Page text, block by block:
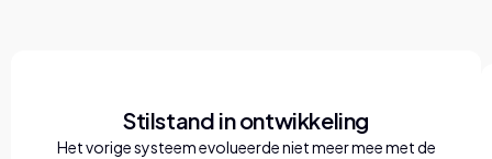
Stilstand in ontwikkeling
Het vorige systeem evolueerde niet meer mee met de